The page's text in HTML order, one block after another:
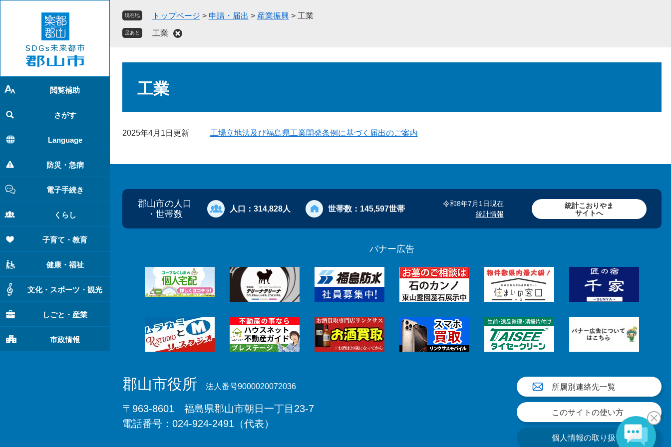
で
す
。
ば
し
て
本
文
へ
閲覧補助
さがす
Language
防災・急病
電子手続き
くらし
子育て・教育
健康・福祉
文化・スポーツ・観光
しごと・産業
市政情報
現在地 トップページ > 申請・届出 > 産業振興 > 工業
足あと 工業
工業
2025年4月1日更新 工場立地法及び福島県工業開発条例に基づく届出のご案内
郡山市の人口
・世帯数
人口： 314,828人 世帯数： 145,597世帯
令和8年7月1日現在
統計情報
統計こおりやま
サイトへ
バナー広告
郡山市役所 法人番号9000020072036
〒963-8601 福島県郡山市朝日一丁目23-7
電話番号：024-924-2491（代表）
所属別連絡先一覧
このサイトの使い方
個人情報の取り扱い